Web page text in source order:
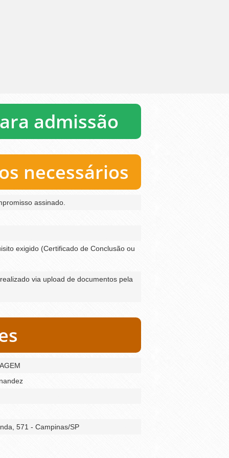
admissão
necessários
assinado.
exigido (Certificado de Conclusão ou
via upload de documentos pela
571 - Campinas/SP